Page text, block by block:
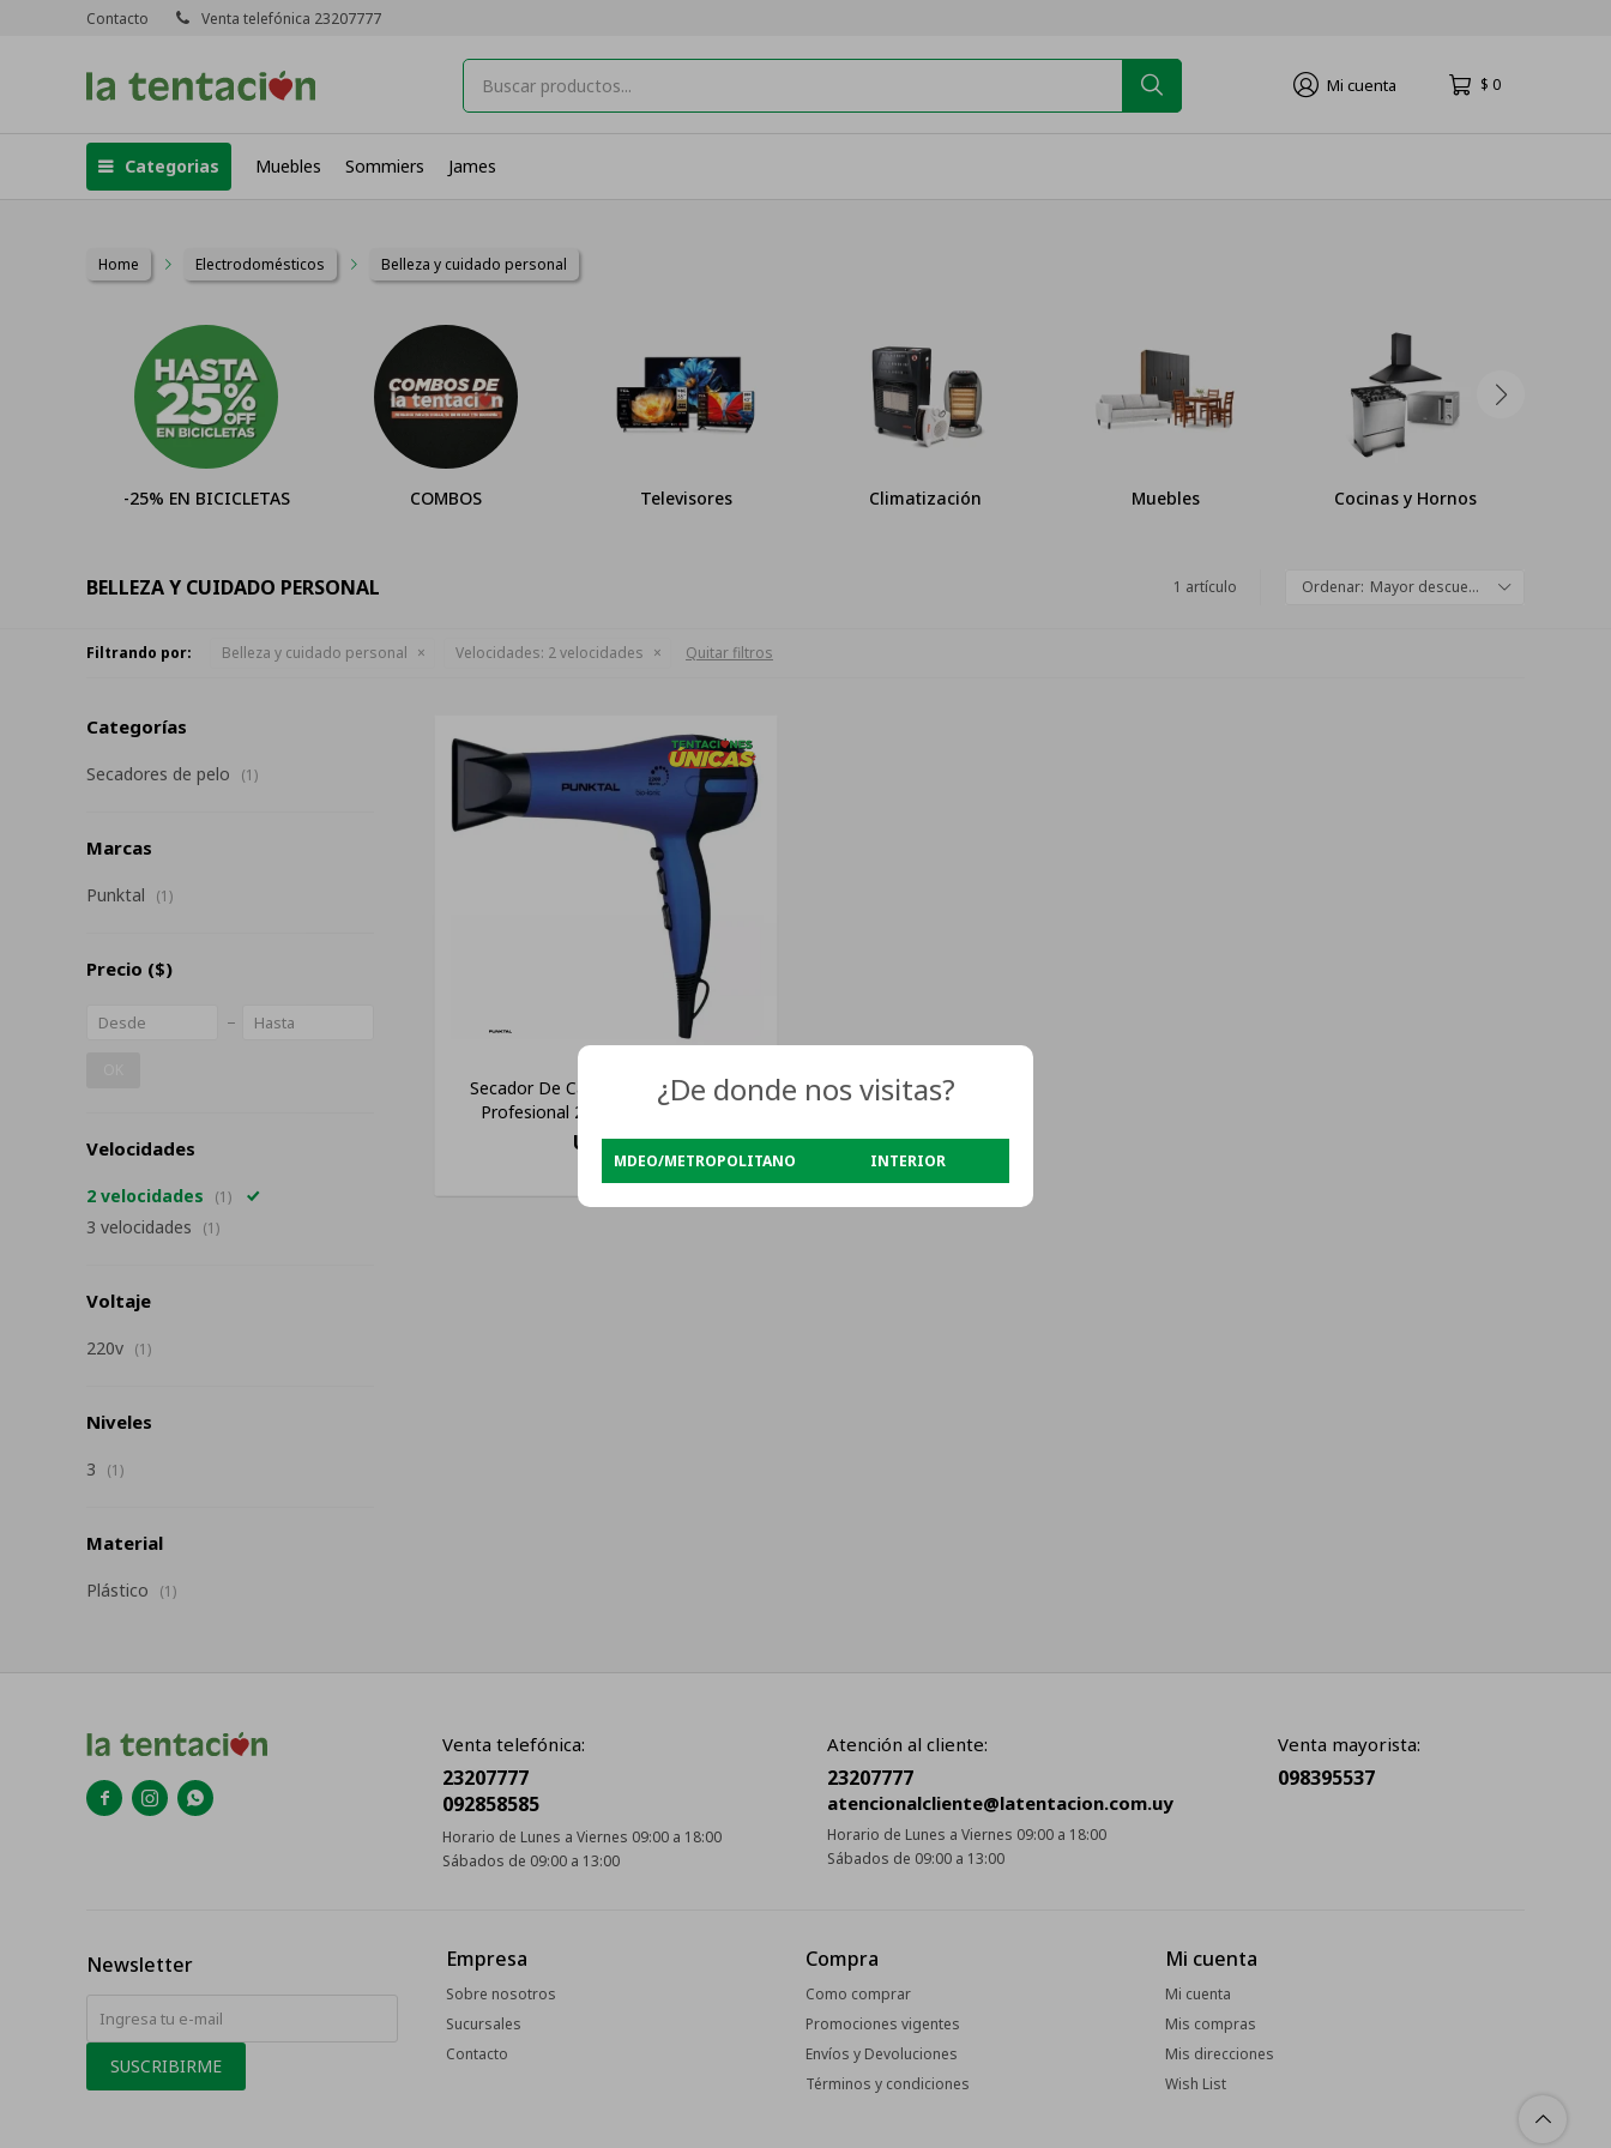
Categorias Muebles Sommiers James
$ 0
Contacto Venta telefónica 23207777
Home Electrodomésticos Belleza y cuidado personal
-25% EN BICICLETAS COMBOS Televisores Climatización Muebles Cocinas y Hornos
BELLEZA Y CUIDADO PERSONAL 1 artículo Mayor descuento
Filtrando por: Belleza y cuidado personal Velocidades: 2 velocidades Quitar filtros
Secador De Cabello Punktal Iónico
Profesional 2200w Color Violeta
USD35
Categorías
Secadores de pelo (1)
Marcas
Punktal (1)
Precio ($)
Velocidades
2 velocidades (1)
3 velocidades (1)
Voltaje
220v (1)
Niveles
3 (1)
Material
Plástico (1)
  
Venta telefónica:
23207777
092858585
Horario de Lunes a Viernes 09:00 a 18:00
Sábados de 09:00 a 13:00
Atención al cliente:
23207777
atencionalcliente@latentacion.com.uy
Horario de Lunes a Viernes 09:00 a 18:00
Sábados de 09:00 a 13:00
Venta mayorista:
098395537
Empresa
Sobre nosotros
Sucursales
Contacto
Compra
Como comprar
Promociones vigentes
Envíos y Devoluciones
Términos y condiciones
Mi cuenta
Mi cuenta
Mis compras
Mis direcciones
Wish List
Newsletter
SUSCRIBIRME
¿De donde nos visitas?
MDEO/METROPOLITANO INTERIOR